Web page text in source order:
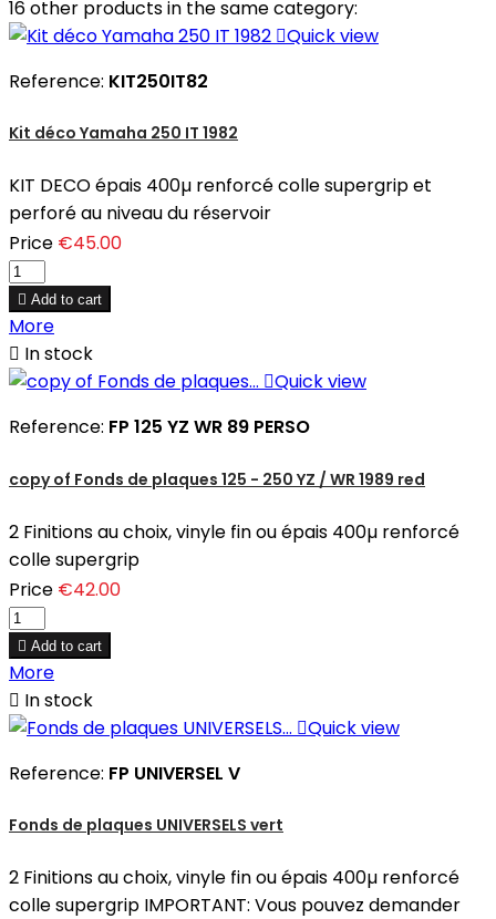
16 other products in the same category:
Quick view
Reference: KIT250IT82
Kit déco Yamaha 250 IT 1982
KIT DECO épais 400µ renforcé colle supergrip et
perforé au niveau du réservoir
Price €45.00
 Add to cart
More
 In stock
Quick view
Reference: FP 125 YZ WR 89 PERSO
copy of Fonds de plaques 125 - 250 YZ / WR 1989 red
2 Finitions au choix, vinyle fin ou épais 400µ renforcé
colle supergrip
Price €42.00
 Add to cart
More
 In stock
Quick view
Reference: FP UNIVERSEL V
Fonds de plaques UNIVERSELS vert
2 Finitions au choix, vinyle fin ou épais 400µ renforcé
colle supergrip IMPORTANT: Vous pouvez demander